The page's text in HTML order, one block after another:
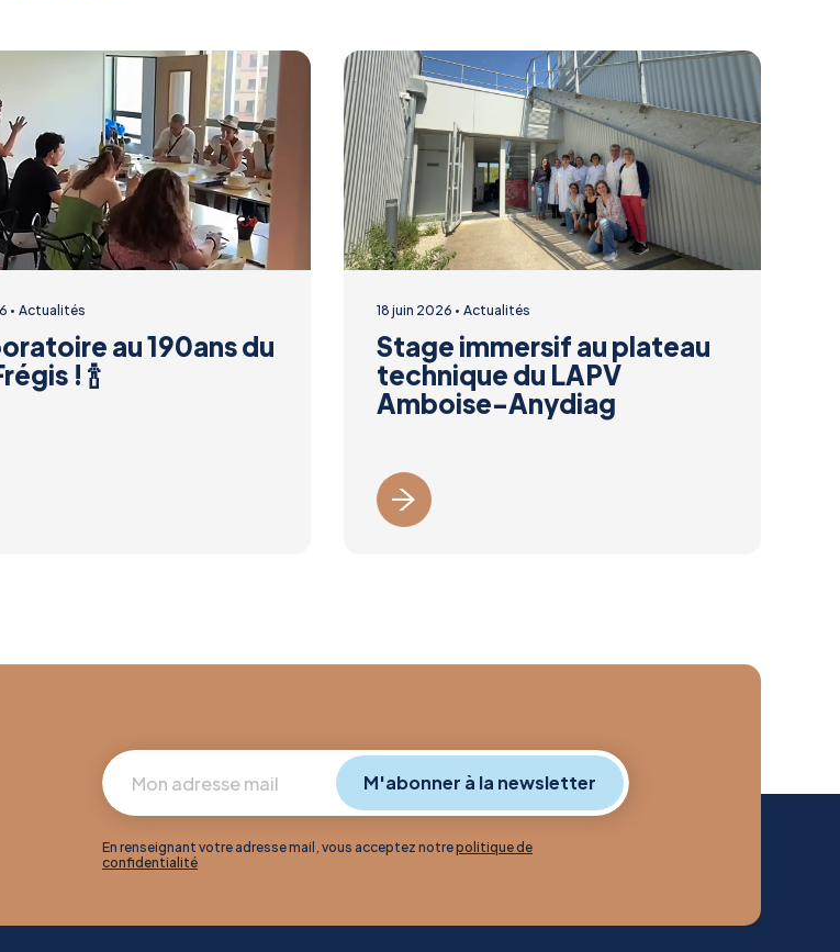
Actualités
au 190ans du
! 🍾
18 juin 2026 Actualités
Stage immersif au plateau
technique du LAPV
Amboise-Anydiag
En renseignant votre adresse mail, vous acceptez notrepolitique de
confidentialité